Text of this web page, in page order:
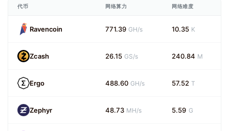
代币 网络算力 网络难度
Ravencoin 771.39 GH/s 10.35 K
Zcash 26.15 GS/s 240.84 M
Ergo 488.60 GH/s 57.52 T
Zephyr 48.73 MH/s 5.59 G